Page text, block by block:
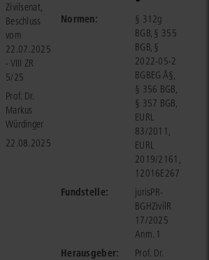
Zivilsenat,
Beschluss
vom
22.07.2025
- VIII ZR
5/25
Prof. Dr.
Markus
Würdinger
22.08.2025
Normen:
§ 312g
BGB, § 355
BGB, §
2022-05-2
BGBEG Â§,
§ 356 BGB,
§ 357 BGB,
EURL
83/2011,
EURL
2019/2161,
12016E267
Fundstelle:
jurisPR-
BGHZivilR
17/2025
Anm. 1
Herausgeber:
Prof. Dr.